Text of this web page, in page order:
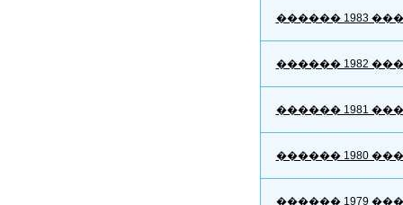
������ 1983
������ 1982
������ 1981
������ 1980
������ 1979